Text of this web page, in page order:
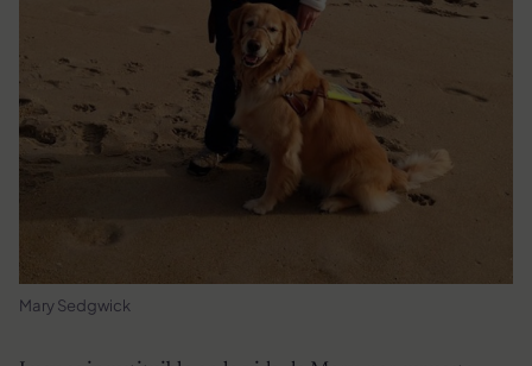
Mary Sedgwick